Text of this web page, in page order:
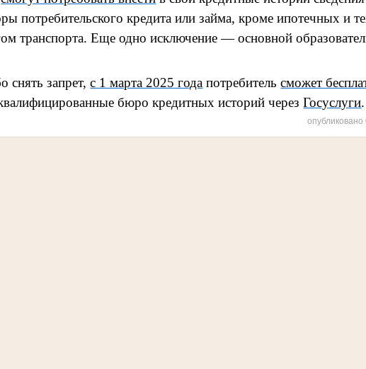
потребительского кредита или займа, кроме ипотечных и
транспорта. Еще одно исключение — основной
снять запрет,с 1 марта 2025 года потребительсможет
квалифицированные бюро кредитных историй черезГосуслуги.